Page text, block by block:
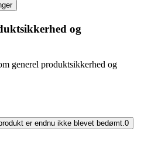
og
generel produktsikkerhed og
er endnu ikke blevet bedømt. 0